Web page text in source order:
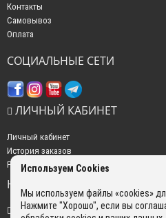
Контакты
Самовывоз
Оплата
СОЦИАЛЬНЫЕ СЕТИ
ЛИЧНЫЙ КАБИНЕТ
Личный кабинет
История заказов
Рассылка новостей
НАШИ КОНТАКТЫ
+7 (499) 350-22-51
Используем Cookies
Мы используем файлы «cookies»
Нажмите "Хорошо", если вы